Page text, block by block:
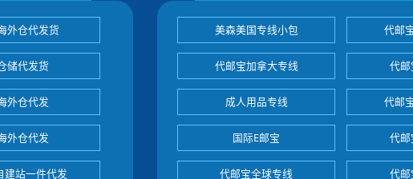
外仓代发货
储代发货
外仓代发
外仓代发
建站一件代发
美森美国专线小包 代邮
代邮宝加拿大专线 代邮
成人用品专线 代邮
国际E邮宝 代邮
代邮宝全球专线 代邮